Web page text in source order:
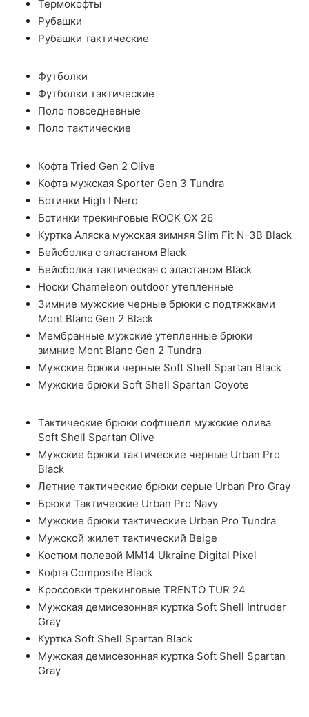
Термокофты
Рубашки
Рубашки тактические
Футболки
Футболки тактические
Поло повседневные
Поло тактические
Кофта Tried Gen 2 Olive
Кофта мужская Sporter Gen 3 Tundra
Ботинки High I Nero
Ботинки трекинговые ROCK OX 26
Куртка Аляска мужская зимняя Slim Fit N-3B Black
Бейсболка с эластаном Black
Бейсболка тактическая с эластаном Black
Носки Chameleon outdoor утепленные
Зимние мужские черные брюки с подтяжками
Mont Blanc Gen 2 Black
Мембранные мужские утепленные брюки
зимние Mont Blanc Gen 2 Tundra
Мужские брюки черные Soft Shell Spartan Black
Мужские брюки Soft Shell Spartan Coyote
Тактические брюки софтшелл мужские олива
Soft Shell Spartan Olive
Мужские брюки тактические черные Urban Pro
Black
Летние тактические брюки серые Urban Pro Gray
Брюки Тактические Urban Pro Navy
Мужские брюки тактические Urban Pro Tundra
Мужской жилет тактический Beige
Костюм полевой ММ14 Ukraine Digital Pixel
Кофта Composite Black
Кроссовки трекинговые TRENTO TUR 24
Мужская демисезонная куртка Soft Shell Intruder
Gray
Куртка Soft Shell Spartan Black
Мужская демисезонная куртка Soft Shell Spartan
Gray